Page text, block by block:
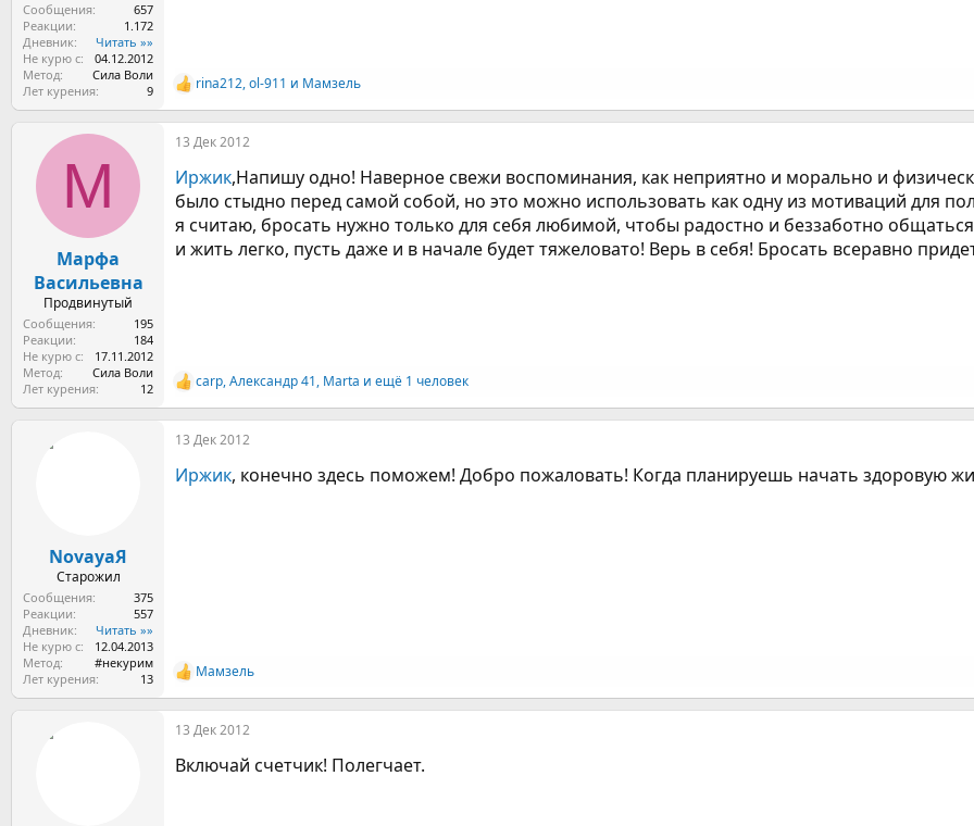
Сообщения
657
Реакции
1.172
Дневник
Читать »»
Не курю с
04.12.2012
Метод
Сила Воли
Лет курения
9
Р
е
а
к
и
и
:
rina212,ol-911 и Мамзель
М
Марфа
Васильевна
Продвинутый
Сообщения
195
Реакции
184
Не курю с
17.11.2012
Метод
Сила Воли
Лет курения
12
13 Дек 2012
Иржик,Напишу одно! Наверное свежи воспоминания, как неприятно и морально и
было стыдно перед самой собой, но это можно использовать как одну из мотиваций для
я считаю, бросать нужно только для себя любимой, чтобы радостно и беззаботно
и жить легко, пусть даже и в начале будет тяжеловато! Верь в себя! Бросать всеравно
Р
е
а
к
и
carp,Александр 41, Marta и ещё 1 человек
NovayaЯ
Старожил
Сообщения
375
Реакции
557
Дневник
Читать »»
Не курю с
12.04.2013
Метод
#некурим
Лет курения
13
13 Дек 2012
Иржик, конечно здесь поможем! Добро пожаловать! Когда планируешь начать здоровую
Р
е
а
к
и
Мамзель
13 Дек 2012
Включай счетчик! Полегчает.